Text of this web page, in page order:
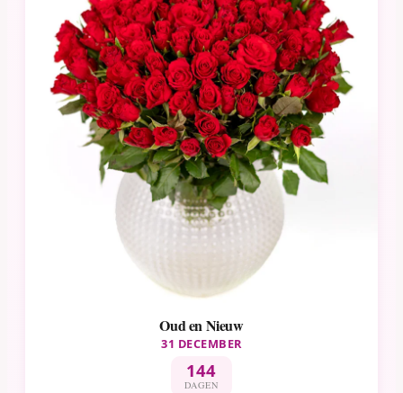
Oud en Nieuw
31 DECEMBER
144
DAGEN